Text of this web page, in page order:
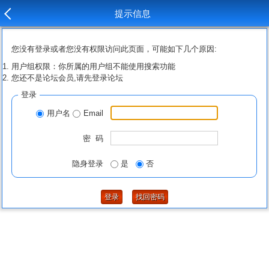
提示信息
您没有登录或者您没有权限访问此页面，可能如下几个原因:
用户组权限：你所属的用户组不能使用搜索功能
您还不是论坛会员,请先登录论坛
登录
用户名 Email
密 码
隐身登录 是 否